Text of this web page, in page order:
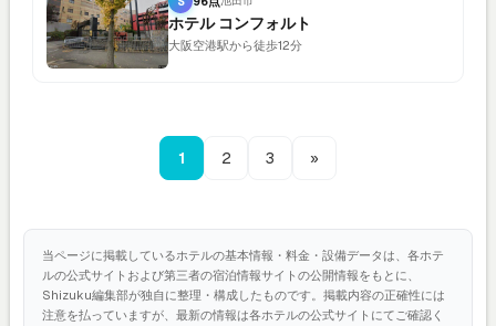
ホテル コンフォルト
大阪空港駅から徒歩12分
1 2 3 »
当ページに掲載しているホテルの基本情報・料金・設備データは、各ホテ
ルの公式サイトおよび第三者の宿泊情報サイトの公開情報をもとに、
Shizuku編集部が独自に整理・構成したものです。掲載内容の正確性には
注意を払っていますが、最新の情報は各ホテルの公式サイトにてご確認く